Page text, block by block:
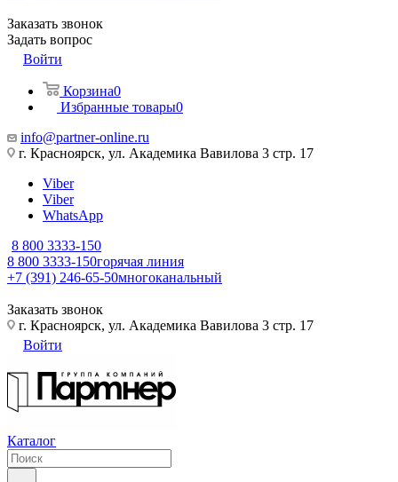
Заказать звонок
Задать вопрос
Войти
Корзина0
Избранные товары0
info@partner-online.ru
г. Красноярск, ул. Академика Вавилова 3 стр. 17
Viber
Viber
WhatsApp
8 800 3333-150
8 800 3333-150горячая линия
+7 (391) 246-65-50многоканальный
Заказать звонок
г. Красноярск, ул. Академика Вавилова 3 стр. 17
Войти
Каталог